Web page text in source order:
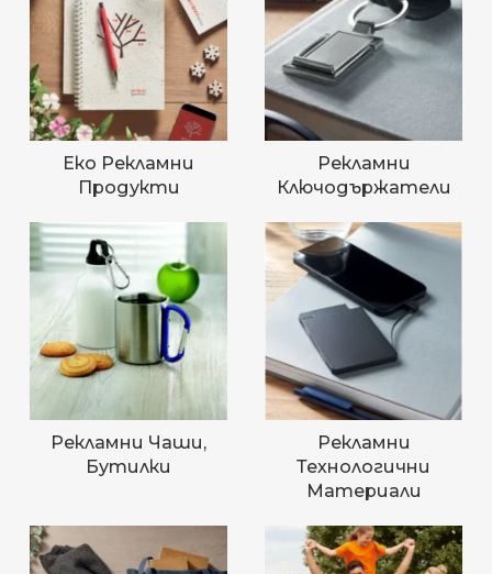
Еко Рекламни
Продукти
Рекламни
Ключодържатели
Рекламни Чаши,
Бутилки
Рекламни
Технологични
Материали